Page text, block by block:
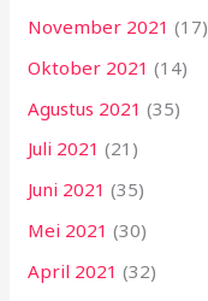
November 2021 (17)
Oktober 2021 (14)
Agustus 2021 (35)
Juli 2021 (21)
Juni 2021 (35)
Mei 2021 (30)
April 2021 (32)